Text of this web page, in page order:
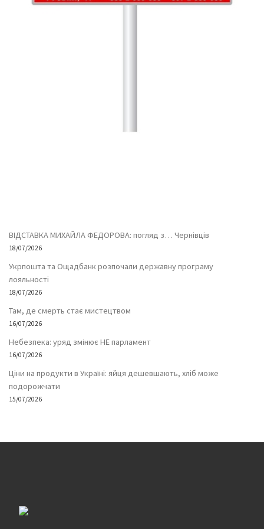
ВІДСТАВКА МИХАЙЛА ФЕДОРОВА: погляд з… Чернівців
18/07/2026
Укрпошта та Ощадбанк розпочали державну програму
лояльності
18/07/2026
Там, де смерть стає мистецтвом
16/07/2026
Небезпека: уряд змінює НЕ парламент
16/07/2026
Ціни на продукти в Україні: яйця дешевшають, хліб може
подорожчати
15/07/2026